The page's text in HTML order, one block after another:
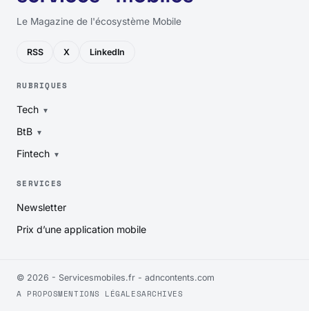
Le Magazine de l'écosystème Mobile
RSS X LinkedIn
RUBRIQUES
Tech
BtB
Fintech
SERVICES
Newsletter
Prix d’une application mobile
© 2026 - Servicesmobiles.fr - adncontents.com
A PROPOSMENTIONS LÉGALESARCHIVES